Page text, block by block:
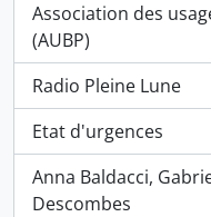
Association des
(AUBP)
, 7 résultats
Radio Pleine Lune
, 7 résultats
Etat d'urgences
, 6 résultats
Anna Baldacci,
Descombes
, 4 résultats